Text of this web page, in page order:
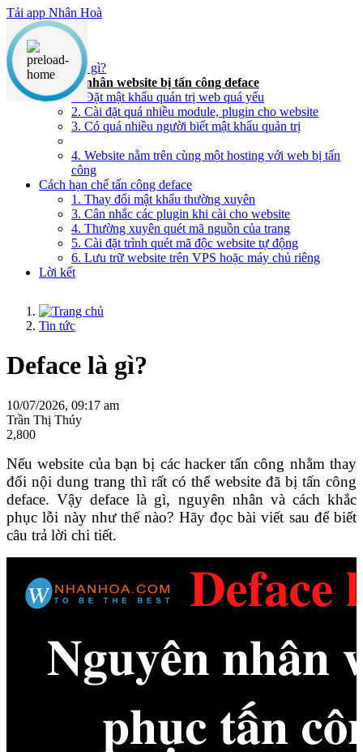
Tải app Nhân Hoà
Nội dung chính
Deface là gì?
Nguyên nhân website bị tấn công deface
1. Đặt mật khẩu quản trị web quá yếu
2. Cài đặt quá nhiều module, plugin cho website
3. Có quá nhiều người biết mật khẩu quản trị
4. Website nằm trên cùng một hosting với web bị tấn
công
Cách hạn chế tấn công deface
1. Thay đổi mật khẩu thường xuyên
3. Cân nhắc các plugin khi cài cho website
4. Thường xuyên quét mã nguồn của trang
5. Cài đặt trình quét mã độc website tự động
6. Lưu trữ website trên VPS hoặc máy chủ riêng
Lời kết
Tin tức
Deface là gì?
10/07/2026, 09:17 am
Trần Thị Thúy
2,800
Nếu website của bạn bị các hacker tấn công nhằm thay
đổi nội dung trang thì rất có thể website đã bị tấn công
deface. Vậy deface là gì, nguyên nhân và cách khắc
phục lỗi này như thế nào? Hãy đọc bài viết sau để biết
câu trả lời chi tiết.